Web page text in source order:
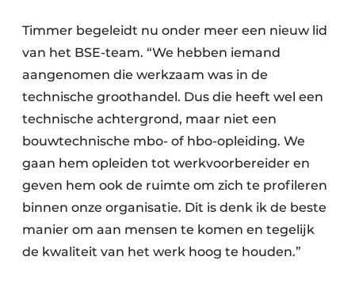
Timmer begeleidt nu onder meer een nieuw lid
van het BSE-team. “We hebben iemand
aangenomen die werkzaam was in de
technische groothandel. Dus die heeft wel een
technische achtergrond, maar niet een
bouwtechnische mbo- of hbo-opleiding. We
gaan hem opleiden tot werkvoorbereider en
geven hem ook de ruimte om zich te profileren
binnen onze organisatie. Dit is denk ik de beste
manier om aan mensen te komen en tegelijk
de kwaliteit van het werk hoog te houden.”